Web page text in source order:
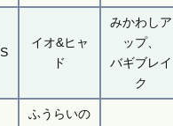
S
イオ&ヒャ
ド
みかわしア
ップ、
バギブレイ
ク
ふうらいの